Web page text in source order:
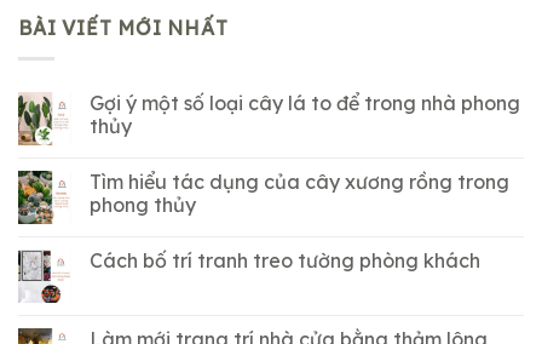
BÀI VIẾT MỚI NHẤT
Gợi ý một số loại cây lá to để trong nhà phong
thủy
Tìm hiểu tác dụng của cây xương rồng trong
phong thủy
Cách bố trí tranh treo tường phòng khách
Làm mới trang trí nhà cửa bằng thảm lông